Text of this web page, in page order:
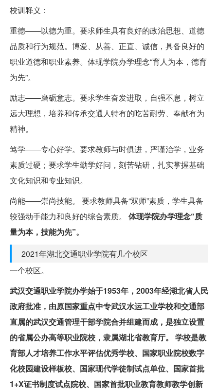
校训释义：
重德——以德为重。要求师生具有良好的政治思想、道德
品质和行为规范。博爱、从善、正直、诚信，具备良好的
职业道德和职业素养。体现学院办学理念“育人为本，德育
为先”。
励志——磨砺意志。要求学生奋发进取，自强不息，树立
远大理想，培养和传承交通人特有的吃苦耐劳、奉献有为
精神。
笃学——专心好学。要求教师与时俱进，严谨治学，业务
素质过硬；要求学生勤学好问，刻苦钻研，扎实掌握基础
文化知识和专业知识。
尚能——崇尚技能。 要求教师具备“双师”素质，学生具备
较强动手能力和良好的综合素质。 体现学院办学理念“质
量为本，技能为先”。
2021年湖北交通职业学院有几个校区
一个校区。
武汉交通职业学院办学始于1953年，2003年经湖北省人民
政府批准，由原国家重点中专武汉水运工业学校和交通部
直属的武汉交通管理干部学院合并组建而成，是独立设置
的省属公办高等职业院校，隶属湖北省教育厅。
学校是教
育部人才培养工作水平评估优秀学校、国家职业院校数字
化校园建设样板校、国家现代学徒制试点单位、国家首批
1+X证书制度试点院校、国家首批职业教育教师教学创新